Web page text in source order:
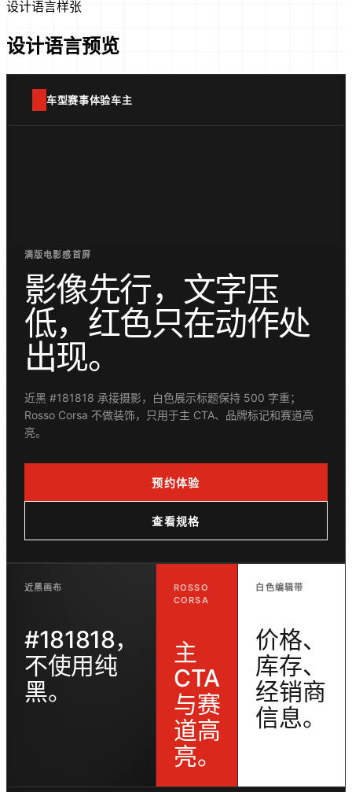
设计语言样张
设计语言预览
车型赛事体验车主
满版电影感首屏
影像先行，文字压
低，红色只在动作处
出现。
近黑 #181818 承接摄影，白色展示标题保持 500 字重；
Rosso Corsa 不做装饰，只用于主 CTA、品牌标记和赛道高
亮。
预约体验
查看规格
近黑画布
#181818，
不使用纯
黑。
ROSSO
CORSA
主
CTA
与赛
道高
亮。
白色编辑带
价格、
库存、
经销商
信息。